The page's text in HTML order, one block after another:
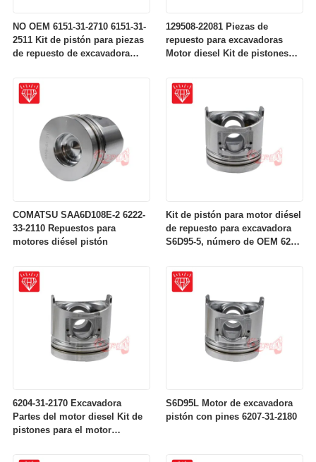
NO OEM 6151-31-2710 6151-31-
2511 Kit de pistón para piezas
de repuesto de excavadora
129508-22081 Piezas de
repuesto para excavadoras
Motor diesel Kit de pistones
COMATSU SAA6D108E-2 6222-
33-2110 Repuestos para
motores diésel pistón
Kit de pistón para motor diésel
de repuesto para excavadora
S6D95-5, número de OEM 6207-
6204-31-2170 Excavadora
Partes del motor diesel Kit de
pistones para el motor
S6D95L Motor de excavadora
pistón con pines 6207-31-2180